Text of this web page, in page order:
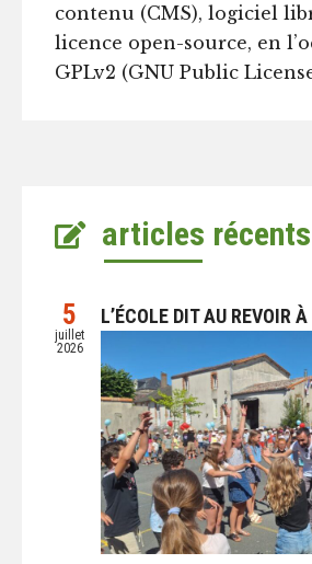
contenu (CMS), logiciel
licence open-source, en
GPLv2 (GNU Public
articles récents
5
juillet
2026
L’ÉCOLE DIT AU REVOIR